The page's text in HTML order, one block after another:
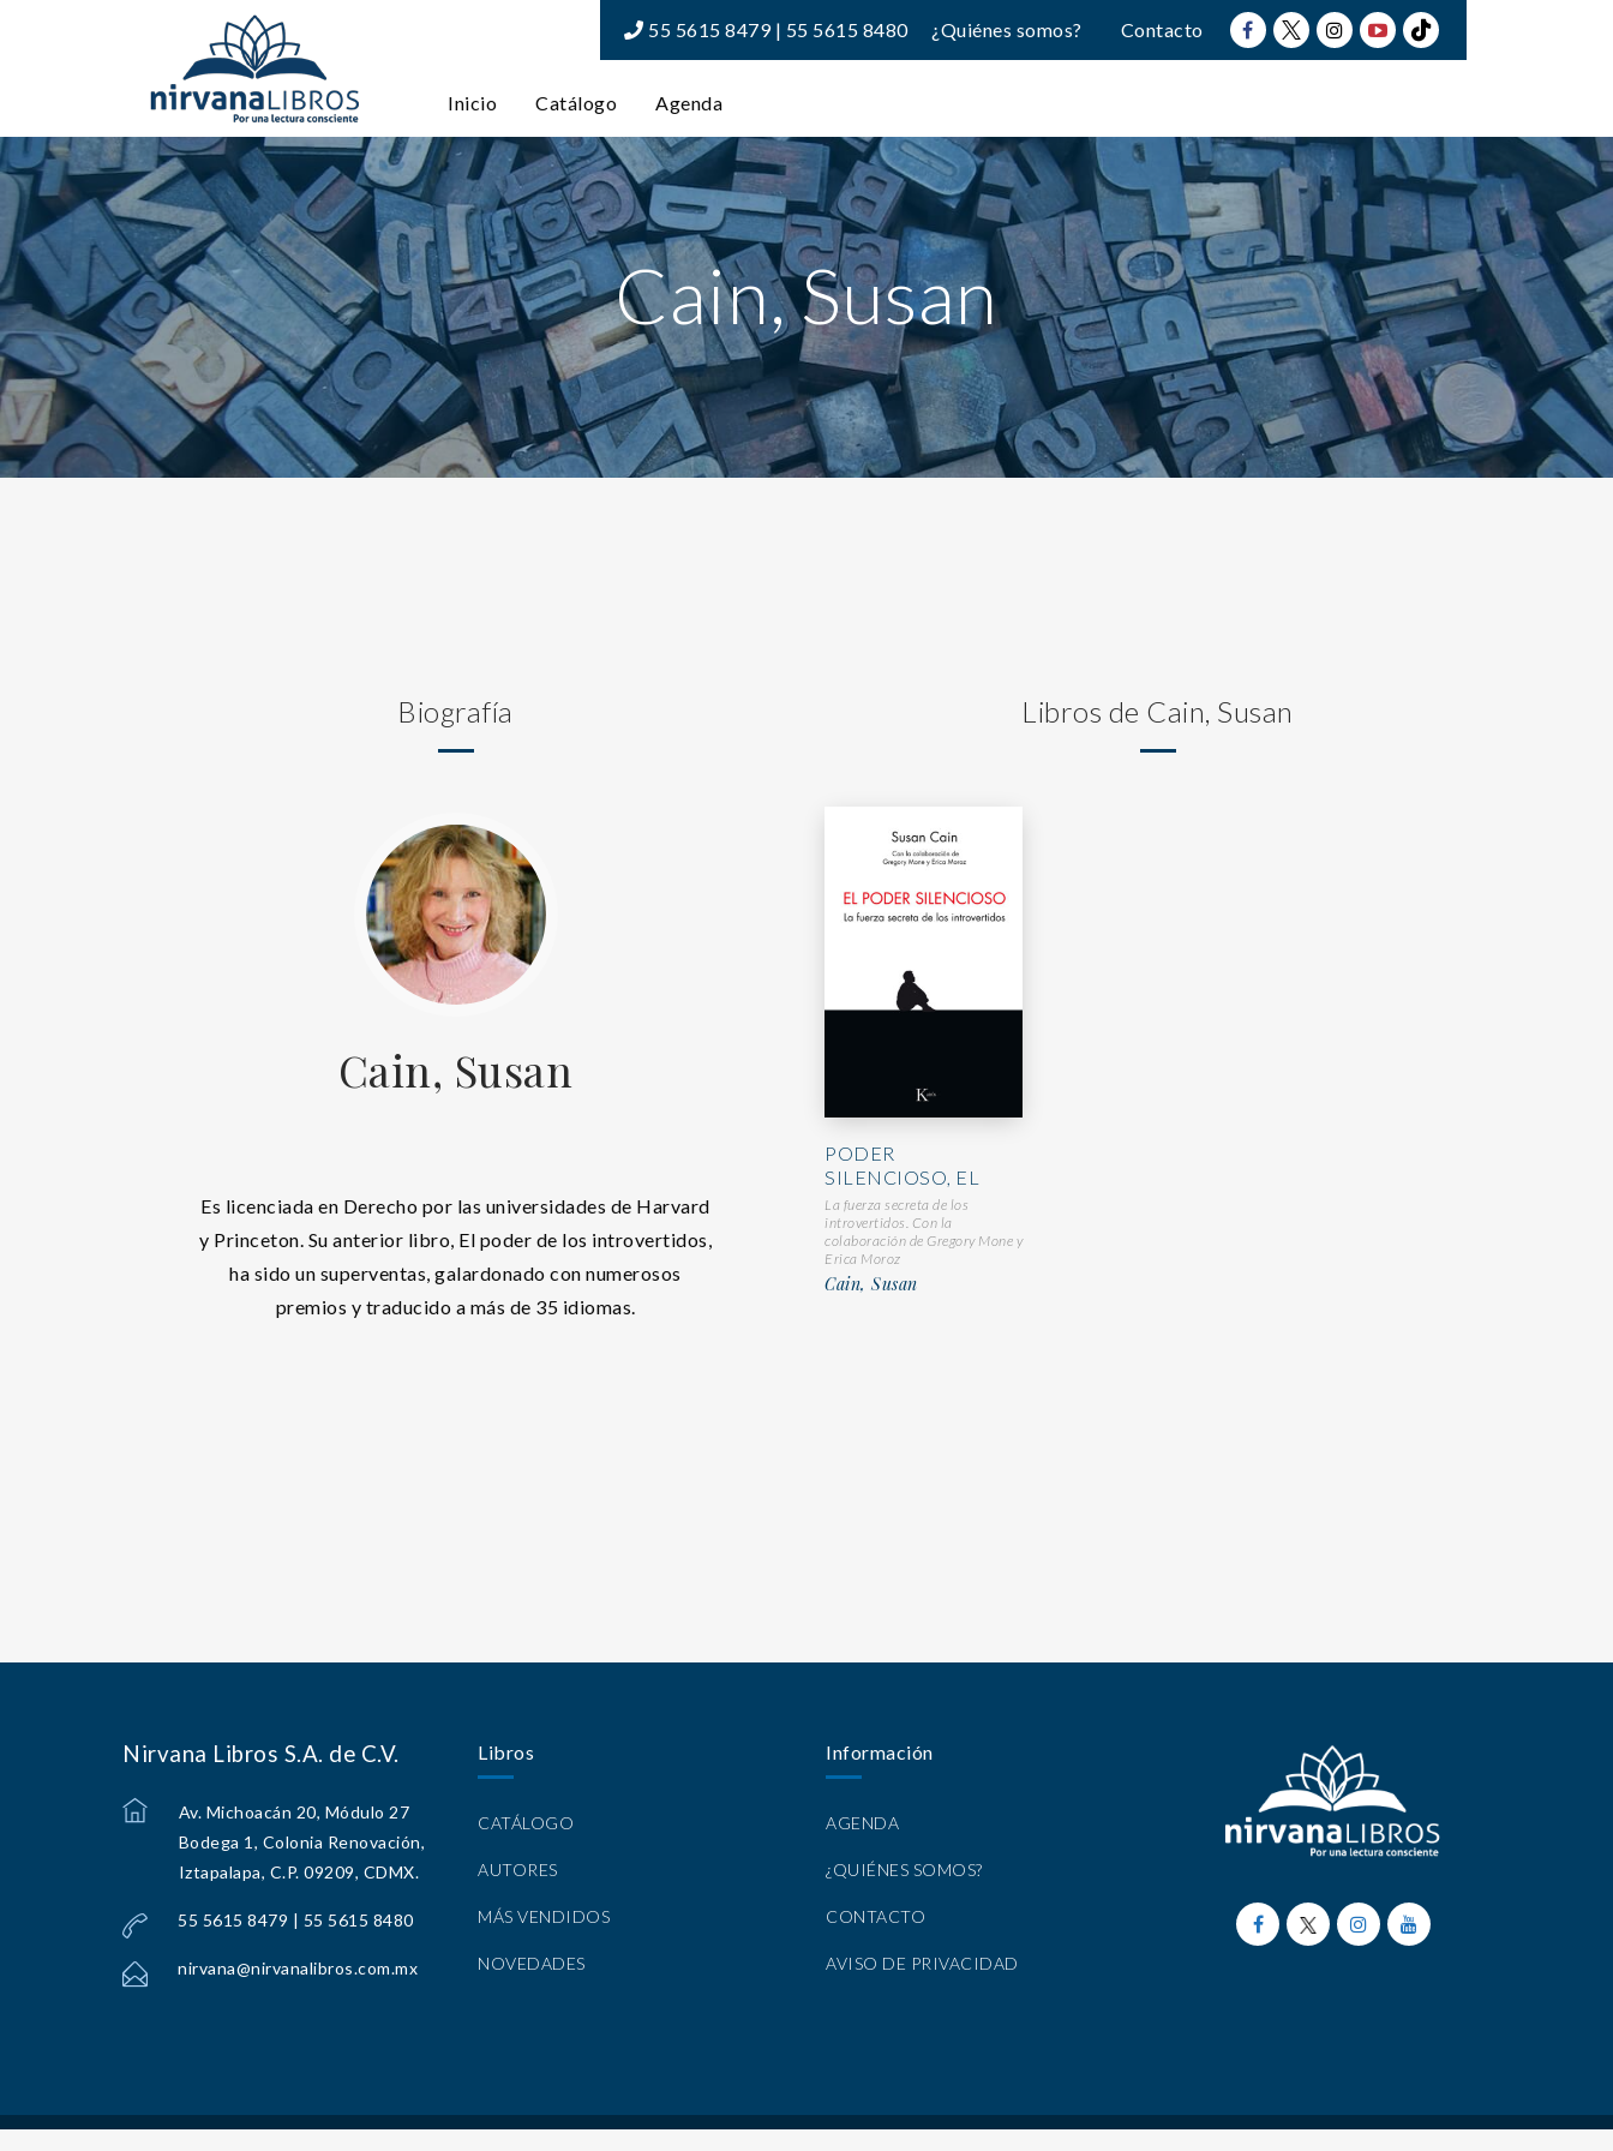
55 5615 8479 | 55 5615 8480 ¿Quiénes somos? Contacto
Inicio Catálogo Agenda
Cain, Susan
Biografía
Cain, Susan
Es licenciada en Derecho por las universidades de Harvard
y Princeton. Su anterior libro, El poder de los introvertidos,
ha sido un superventas, galardonado con numerosos
premios y traducido a más de 35 idiomas.
Libros de Cain, Susan
PODER
SILENCIOSO, EL
La fuerza secreta de los
introvertidos. Con la
colaboración de Gregory Mone y
Erica Moroz
Cain, Susan
Nirvana Libros S.A. de C.V.
Av. Michoacán 20, Módulo 27
Bodega 1, Colonia Renovación,
Iztapalapa, C.P. 09209, CDMX.
55 5615 8479 | 55 5615 8480
nirvana@nirvanalibros.com.mx
Libros
CATÁLOGO
AUTORES
MÁS VENDIDOS
NOVEDADES
Información
AGENDA
¿QUIÉNES SOMOS?
CONTACTO
AVISO DE PRIVACIDAD